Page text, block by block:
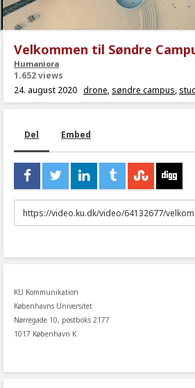
Velkommen til Søndre
Humaniora
1.652 views
24. august 2020 drone, søndre campus,
Del Embed
URL
to
KU Kommunikation
Københavns Universitet
Nørregade 10, postboks 2177
1017 København K